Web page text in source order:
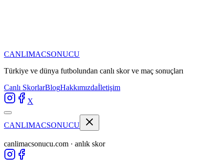
CANLIMACSONUCU
Türkiye ve dünya futbolundan canlı skor ve maç sonuçları
Canlı SkorlarBlogHakkımızdaİletişim
X
CANLIMACSONUCU
canlimacsonucu.com · anlık skor